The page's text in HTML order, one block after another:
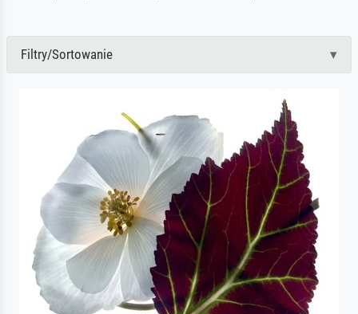
Filtry/Sortowanie